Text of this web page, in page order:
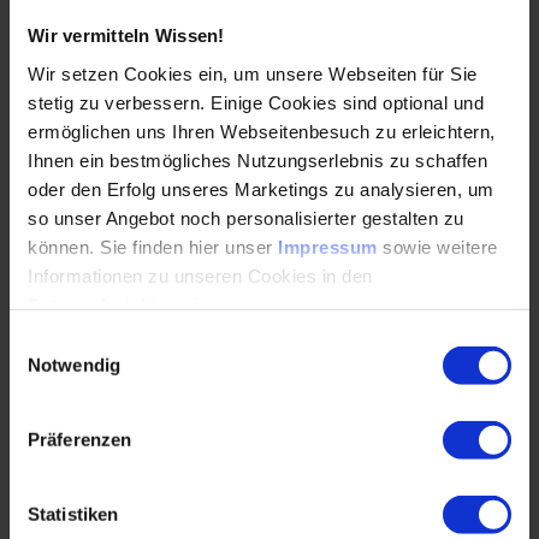
Wir vermitteln Wissen!
Wir setzen Cookies ein, um unsere Webseiten für Sie
stetig zu verbessern. Einige Cookies sind optional und
ermöglichen uns Ihren Webseitenbesuch zu erleichtern,
Ihnen ein bestmögliches Nutzungserlebnis zu schaffen
oder den Erfolg unseres Marketings zu analysieren, um
so unser Angebot noch personalisierter gestalten zu
können. Sie finden hier unser Impressum sowie weitere
Informationen zu unseren Cookies in den
Notwendig
Präferenzen
Statistiken
WEITERLESEN
Bremssysteme für die Mikromobilität:
Herausforderungen und
Zukunftsperspektiven für elektrisch
unterstützte Schwerlastenräder
Formen an. Während lange das Motto „größer,
stärker, schneller“ den Verkehrssektor dominierte